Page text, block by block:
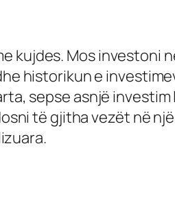
kujdes. Mos investoni
historikun e
sepse asnjë
të gjitha vezët në